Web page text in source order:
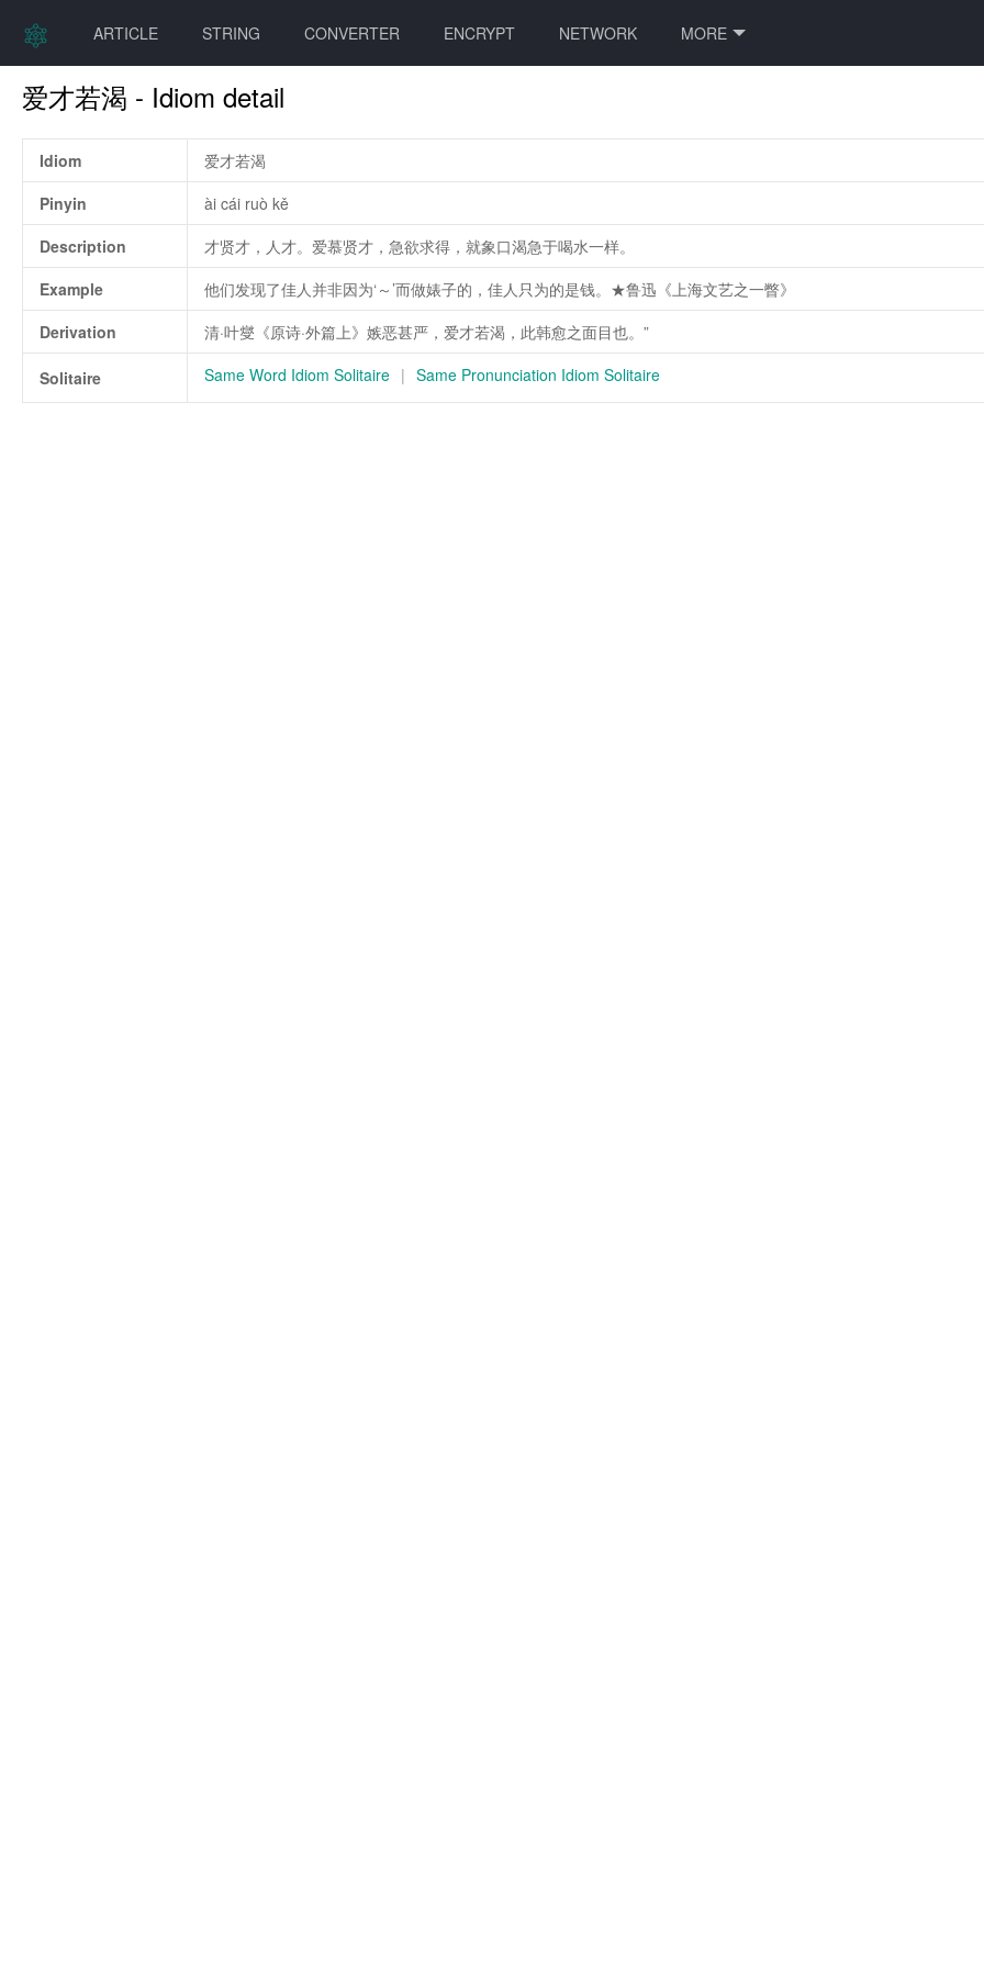
ARTICLE STRING CONVERTER ENCRYPT NETWORK MORE
爱才若渴 - Idiom detail
Idiom
爱才若渴
Pinyin
ài cái ruò kě
Description
才贤才，人才。爱慕贤才，急欲求得，就象口渴急于喝水一样。
Example
他们发现了佳人并非因为‘～’而做婊子的，佳人只为的是钱。★鲁迅《上海文艺之一瞥》
Derivation
清·叶燮《原诗·外篇上》嫉恶甚严，爱才若渴，此韩愈之面目也。”
Solitaire Same Word Idiom Solitaire | Same Pronunciation Idiom Solitaire